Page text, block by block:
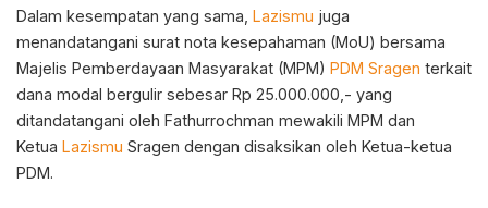
Dalam kesempatan yang sama, Lazismu juga
menandatangani surat nota kesepahaman (MoU) bersama
Majelis Pemberdayaan Masyarakat (MPM) PDM Sragen terkait
dana modal bergulir sebesar Rp 25.000.000,- yang
ditandatangani oleh Fathurrochman mewakili MPM dan
Ketua Lazismu Sragen dengan disaksikan oleh Ketua-ketua
PDM.